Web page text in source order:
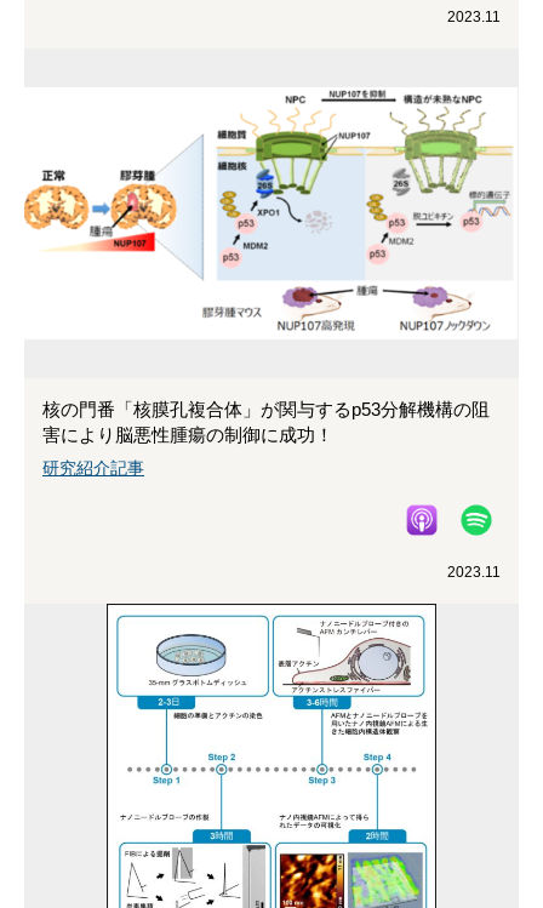
2023.11
核の門番「核膜孔複合体」が関与するp53分解機構の阻
害により脳悪性腫瘍の制御に成功！
研究紹介記事
2023.11